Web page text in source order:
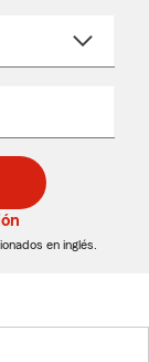
en inglés.